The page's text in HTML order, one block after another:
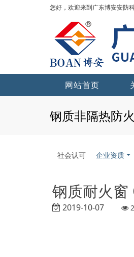
您好，欢迎来到广东博安安防
网站首页
钢质非隔热防
社会认可 企业资质
钢质耐火窗
2019-10-07